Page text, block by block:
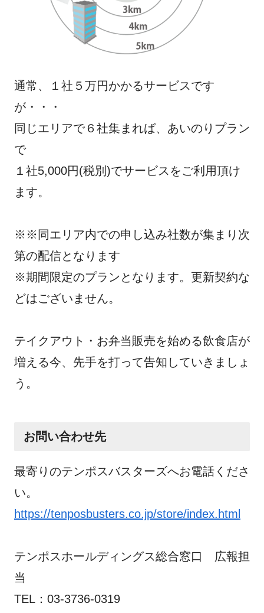
通常、１社５万円かかるサービスです
が・・・
同じエリアで６社集まれば、あいのりプラン
で
１社5,000円(税別)でサービスをご利用頂け
ます。
※※同エリア内での申し込み社数が集まり次
第の配信となります
※期間限定のプランとなります。更新契約な
どはございません。
テイクアウト・お弁当販売を始める飲食店が
増える今、先手を打って告知していきましょ
う。
お問い合わせ先
最寄りのテンポスバスターズへお電話くださ
い。
https://tenposbusters.co.jp/store/index.html
テンポスホールディングス総合窓口 広報担
当
TEL：03-3736-0319